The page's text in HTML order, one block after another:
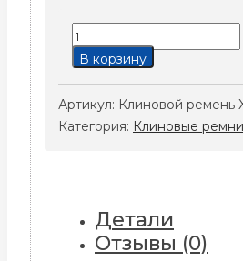
Количество
товара
ремень
XPA
В корзину
Артикул: Клиновой ремень
Категория: Клиновые
Детали
Отзывы (0)